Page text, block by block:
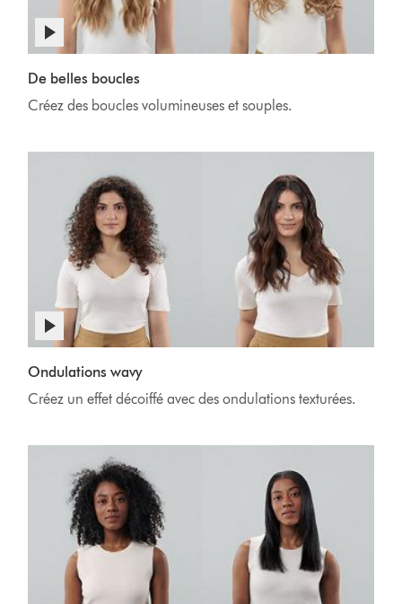
De belles boucles
Créez des boucles volumineuses et souples.
Ondulations wavy
Créez un effet décoiffé avec des ondulations texturées.